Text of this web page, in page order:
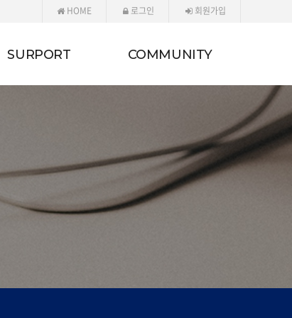
HOME 로그인 회원가입
SURPORT COMMUNITY